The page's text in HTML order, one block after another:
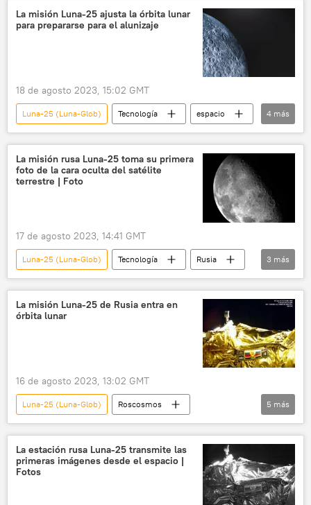
Roscosmos
la Luna
La misión Luna-25 ajusta la órbita lunar
para prepararse para el alunizaje
18 de agosto 2023, 15:02 GMT
Luna-25 (Luna-Glob) Tecnología
espacio
Soyuz-2.1b
Rusia
🚀 Conquista espacial
la Luna
4 más
La misión rusa Luna-25 toma su primera
foto de la cara oculta del satélite
terrestre | Foto
17 de agosto 2023, 14:41 GMT
Luna-25 (Luna-Glob) Tecnología
Rusia
espacio
🚀 Conquista espacial
la Luna
3 más
La misión Luna-25 de Rusia entra en
órbita lunar
16 de agosto 2023, 13:02 GMT
Luna-25 (Luna-Glob)
Roscosmos
🚀 Conquista espacial
espacio
Rusia
Tecnología la Luna
5 más
La estación rusa Luna-25 transmite las
primeras imágenes desde el espacio |
Fotos